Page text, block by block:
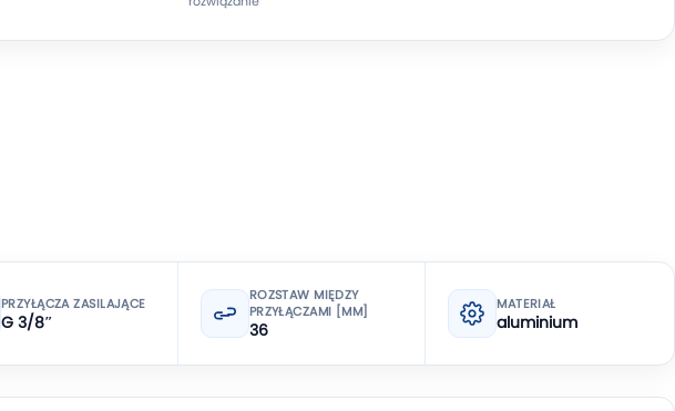
PRZYŁĄCZA ZASILAJĄCE
G 3/8″
ROZSTAW MIĘDZY
PRZYŁĄCZAMI [MM]
36
MATERIAŁ
aluminium